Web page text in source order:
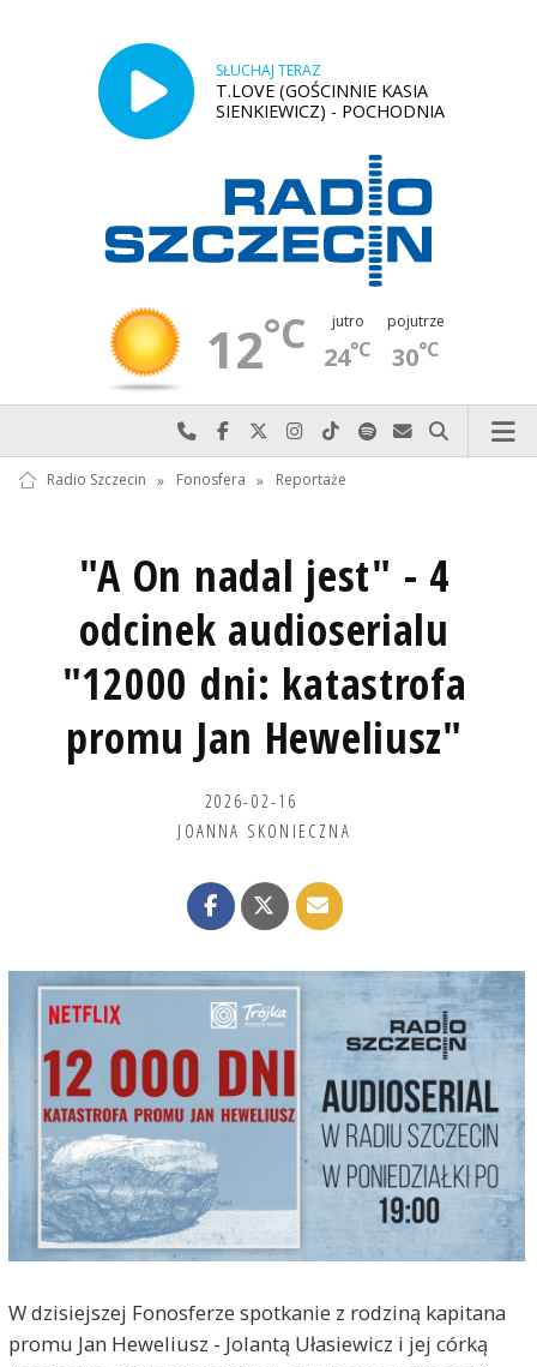
SŁUCHAJ TERAZ
T.LOVE (GOŚCINNIE KASIA
SIENKIEWICZ) - POCHODNIA
12°C jutro
24°C
pojutrze
30°C
Najlepiej po prostu do nas zadzwoń
Odwiedź nas na Facebook-u
Odwiedź nas na X
Odwiedź nas na Instagram-ie
Odwiedź nas na TikTok-u
Szukaj nas na Spotify
Wyślij do nas
Szukaj
Radio Szczecin » Fonosfera » Reportaże
"A On nadal jest" - 4
odcinek audioserialu
"12000 dni: katastrofa
promu Jan Heweliusz"
2026-02-16
JOANNA SKONIECZNA
W dzisiejszej Fonosferze spotkanie z rodziną kapitana
promu Jan Heweliusz - Jolantą Ułasiewicz i jej córką